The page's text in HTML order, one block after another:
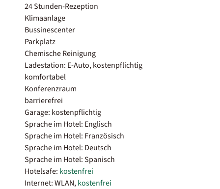
24 Stunden-Rezeption
Klimaanlage
Bussinescenter
Parkplatz
Chemische Reinigung
Ladestation: E-Auto, kostenpflichtig
komfortabel
Konferenzraum
barrierefrei
Garage: kostenpflichtig
Sprache im Hotel: Englisch
Sprache im Hotel: Französisch
Sprache im Hotel: Deutsch
Sprache im Hotel: Spanisch
Hotelsafe: kostenfrei
Internet: WLAN,kostenfrei